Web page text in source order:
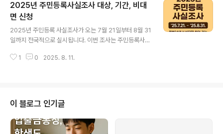
근 구글 검색 결과를 살펴보면, “리플코인 시세”, “XRP 전
망”, “리플 SEC 소송 결과”와 같은 키워드가 상위에 랭크
되어 있으며, 이는 시장 참여자들이 단기·중장기 가격 흐름
과 법적 이슈를 예의주시하고 있음을 보여줍니다.리플코인
의 최근 흐름2023년 7월, 미국 뉴욕 남부지방법원은 XR
P의 일부 거래 유형에 대해 ‘증권이 아니다’라는 판결을 내
2025년 주민등록사실조사 대상, 기간, 비대
면 신청
2025년 주민등록 사실조사가 오는 7월 21일부터 8월 31
일까지 전국적으로 실시됩니다. 이번 조사는 주민등록사항
과 효율성을 높이기 위해 진행됩니다. 세대주뿐 아니라 세
세대주는 정부24 웹사이트나 모바일 앱에 접속해 본인 인
증 후 ‘주민등록 사실조사’ 메뉴에서 세대 구성원 정보를 확
인하고, 이상이 없을 경우 온라인으로 확정할 수 있습니다.
세대원도 개별적으로 본인 정보를 확인하고 필요 시 정정
1 0 2025. 8. 11.
이 블로그 인기글